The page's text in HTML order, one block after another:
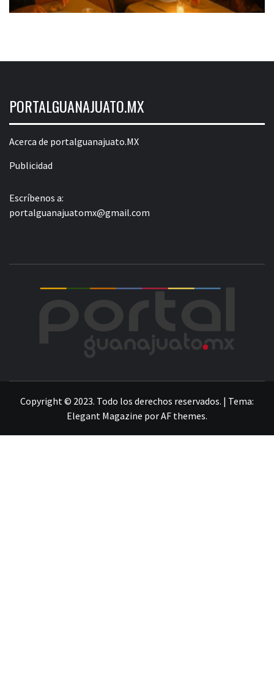
PORTALGUANAJUATO.MX
Acerca de portalguanajuato.MX
Publicidad
Escríbenos a:
portalguanajuatomx@gmail.com
Copyright © 2023. Todo los derechos reservados. | Tema:
Elegant Magazine porAF themes.